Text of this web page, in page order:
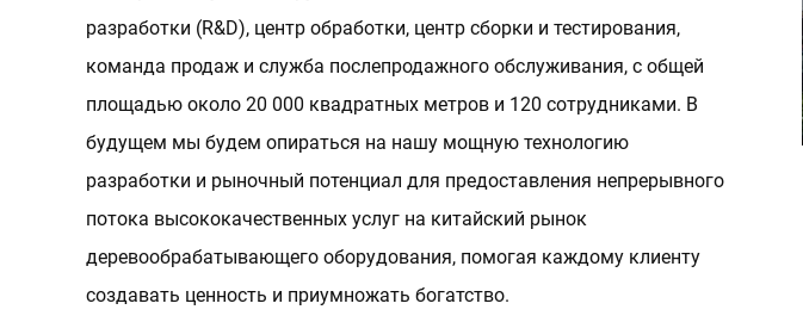
разработки (R&D), центр обработки, центр сборки и тестирования,
команда продаж и служба послепродажного обслуживания, с общей
площадью около 20 000 квадратных метров и 120 сотрудниками. В
будущем мы будем опираться на нашу мощную технологию
разработки и рыночный потенциал для предоставления непрерывного
потока высококачественных услуг на китайский рынок
деревообрабатывающего оборудования, помогая каждому клиенту
создавать ценность и приумножать богатство.